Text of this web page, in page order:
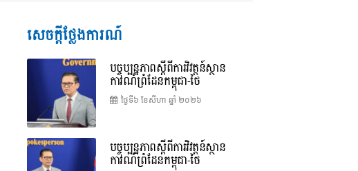
សេចក្តីថ្លែងការណ៍
បច្ចុប្បន្នភាពស្ដីពីការវិវត្តន៍ស្ថាន
ការណ៍ព្រំដែនកម្ពុជា-ថៃ
ថ្ងៃទី៦ ខែ​សីហា ឆ្នាំ ២០២៦
បច្ចុប្បន្នភាពស្ដីពីការវិវត្តន៍ស្ថាន
ការណ៍ព្រំដែនកម្ពុជា-ថៃ